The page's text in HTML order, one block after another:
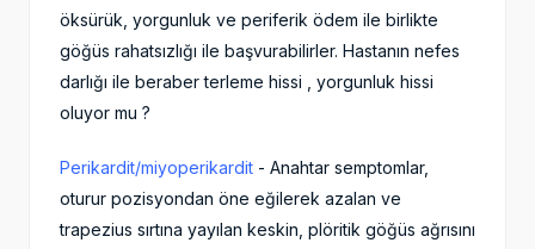
öksürük, yorgunluk ve periferik ödem ile birlikte
göğüs rahatsızlığı ile başvurabilirler. Hastanın nefes
darlığı ile beraber terleme hissi , yorgunluk hissi
oluyor mu ?
Perikardit/miyoperikardit - Anahtar semptomlar,
oturur pozisyondan öne eğilerek azalan ve
trapezius sırtına yayılan keskin, plöritik göğüs ağrısını